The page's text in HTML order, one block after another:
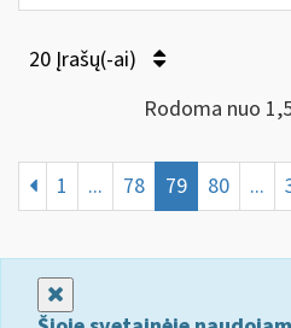
20 Įrašų(-ai)
Rodoma nuo
1 ... 78 79 80 ...